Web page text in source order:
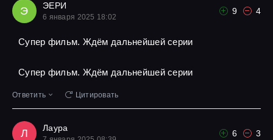
Э ЭЕРИ
6 января 2025 18:02
9 4
Супер фильм. Ждём дальнейшей серии
Супер фильм. Ждём дальнейшей серии
Ответить Цитировать
Л Лаура
6 3